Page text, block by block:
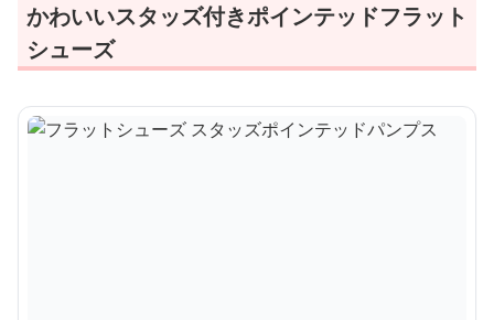
かわいいスタッズ付きポインテッドフラット
シューズ